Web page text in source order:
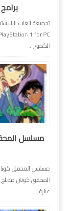
برامج 85 لعبه PlayStation 1 for PC
الكمبي...
عبارة ...